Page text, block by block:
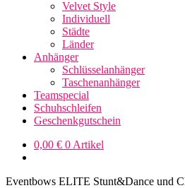
Velvet Style
Individuell
Städte
Länder
Anhänger
Schlüsselanhänger
Taschenanhänger
Teamspecial
Schuhschleifen
Geschenkgutschein
0,00 € 0 Artikel
Eventbows ELITE Stunt&Dance und